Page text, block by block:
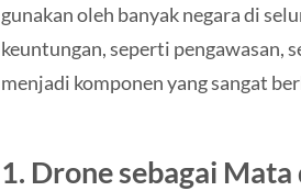
gunakan oleh banyak negara di
keuntungan, seperti pengawasan,
menjadi komponen yang sangat
1. Drone sebagai Mata